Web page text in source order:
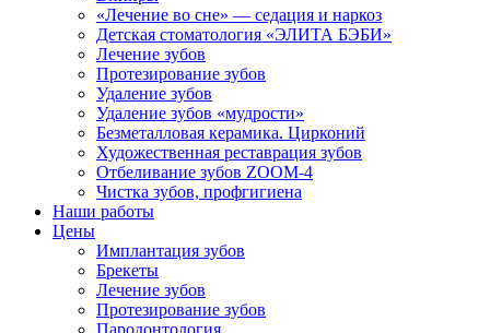
«Лечение во сне» — седация и наркоз
Детская стоматология «ЭЛИТА БЭБИ»
Лечение зубов
Протезирование зубов
Удаление зубов
Удаление зубов «мудрости»
Безметалловая керамика. Цирконий
Художественная реставрация зубов
Отбеливание зубов ZOOM-4
Чистка зубов, профгигиена
Наши работы
Цены
Имплантация зубов
Брекеты
Лечение зубов
Протезирование зубов
Пародонтология